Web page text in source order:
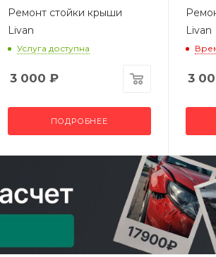
Ремонт стойки крыши
Livan
Услуга доступна
3 000 ₽
ПОДРОБНЕЕ
Livan
3